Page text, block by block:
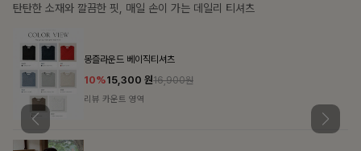
특별한 날부터 일상까지 함께하는 룩